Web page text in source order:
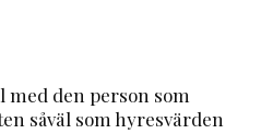
den person som
såväl som hyresvärden